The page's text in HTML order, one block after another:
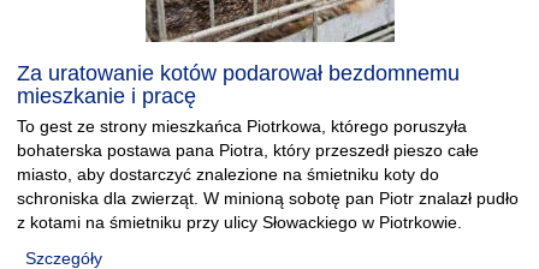
Za uratowanie kotów podarował bezdomnemu
mieszkanie i pracę
To gest ze strony mieszkańca Piotrkowa, którego poruszyła
bohaterska postawa pana Piotra, który przeszedł pieszo całe
miasto, aby dostarczyć znalezione na śmietniku koty do
schroniska dla zwierząt. W minioną sobotę pan Piotr znalazł pudło
z kotami na śmietniku przy ulicy Słowackiego w Piotrkowie.
Szczegóły